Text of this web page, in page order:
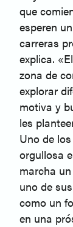
que
esperen
carreras
explica.
zona de
explorar
motiva y
les
Uno de
orgullosa
marcha
uno de
como un
en una